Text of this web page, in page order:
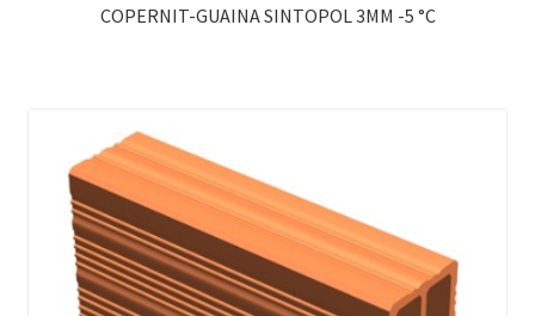
COPERNIT-GUAINA SINTOPOL 3MM -5 °C